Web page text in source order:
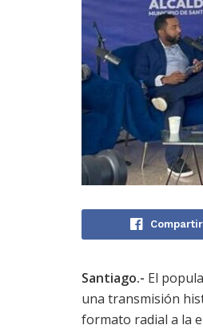
Santiago.- El
una transmisión
formato radial a la